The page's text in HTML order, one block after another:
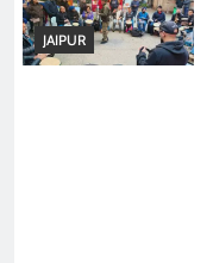
JAIPUR